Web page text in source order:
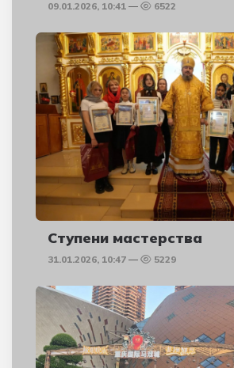
09.01.2026, 10:41 6522
Ступени мастерства
31.01.2026, 10:47 5229